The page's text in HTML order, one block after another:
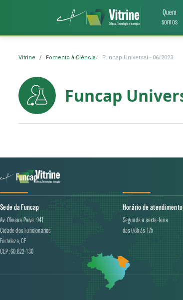
Quem
somos
Vitrine Fomento à Ciência Funcap Universal - 06/2023
Funcap
Sede da Funcap
Av. Oliveira Paiva, 941
Cidade dos Funcionários
Fortaleza, CE
CEP: 60.822-130
Horário de atendimento
Segunda a sexta-feira
das 08h às 17h